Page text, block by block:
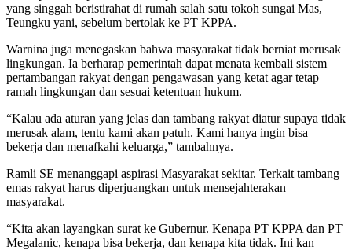
yang singgah beristirahat di rumah salah satu tokoh sungai Mas,
Teungku yani, sebelum bertolak ke PT KPPA.
Warnina juga menegaskan bahwa masyarakat tidak berniat merusak
lingkungan. Ia berharap pemerintah dapat menata kembali sistem
pertambangan rakyat dengan pengawasan yang ketat agar tetap
ramah lingkungan dan sesuai ketentuan hukum.
“Kalau ada aturan yang jelas dan tambang rakyat diatur supaya tidak
merusak alam, tentu kami akan patuh. Kami hanya ingin bisa
bekerja dan menafkahi keluarga,” tambahnya.
Ramli SE menanggapi aspirasi Masyarakat sekitar. Terkait tambang
emas rakyat harus diperjuangkan untuk mensejahterakan
masyarakat.
“Kita akan layangkan surat ke Gubernur. Kenapa PT KPPA dan PT
Megalanic, kenapa bisa bekerja, dan kenapa kita tidak. Ini kan